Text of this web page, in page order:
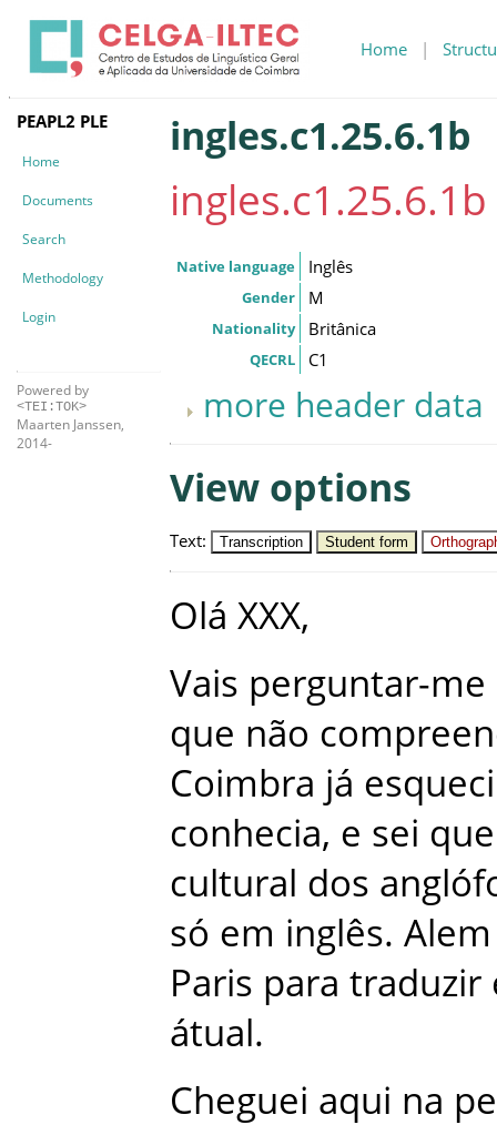
Home |
PEAPL2 PLE
Home
Documents
Search
Methodology
Login
Powered by
<TEI:TOK>
Maarten Janssen,
2014-
ingles.c1.25.6.1b
ingles.c1.25.6.1b
Native language Inglês
Gender M
Nationality Britânica
QECRL C1
more header data
View options
Text: Transcription Student form
Olá XXX,
Vais perguntar-me
que não
Coimbra já esqueci
conhecia, e sei que
cultural dos
só em inglês. Alem
Paris para traduzir
átual.
Cheguei aqui na